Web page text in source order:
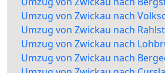
Umzug von Zwickau nach
Umzug von Zwickau nach
Umzug von Zwickau nach
Umzug von Zwickau nach